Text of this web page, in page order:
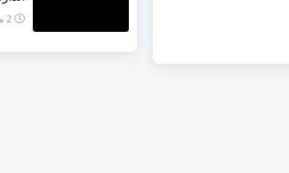
2 مهر 1404